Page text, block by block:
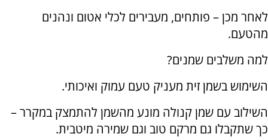
לאחר מכן – פותחים, מעבירים לכלי אטום ונהנים
מהטעם.
למה משלבים שמנים?
השימוש בשמן זית מעניק טעם עמוק ואיכותי.
השילוב עם שמן קנולה מונע מהשמן להתמצק במקרר –
כך שתקבלו גם מרקם טוב וגם שמירה מיטבית.